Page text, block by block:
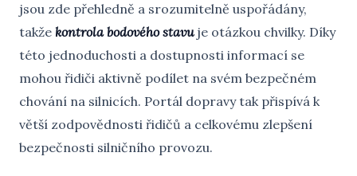
jsou zde přehledně a srozumitelně uspořádány,
takže kontrola bodového stavuje otázkou chvilky. Díky
této jednoduchosti a dostupnosti informací se
mohou řidiči aktivně podílet na svém bezpečném
chování na silnicích. Portál dopravy tak přispívá k
větší zodpovědnosti řidičů a celkovému zlepšení
bezpečnosti silničního provozu.